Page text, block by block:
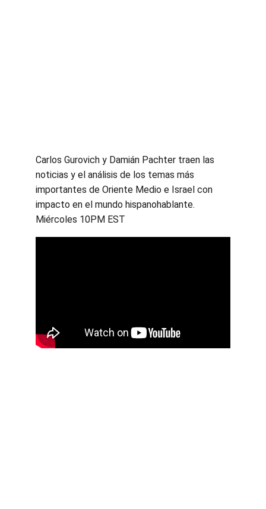
Carlos Gurovich y Damián Pachter traen las
noticias y el análisis de los temas más
importantes de Oriente Medio e Israel con
impacto en el mundo hispanohablante.
Miércoles 10PM EST